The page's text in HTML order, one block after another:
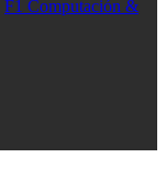
F1 Computación &